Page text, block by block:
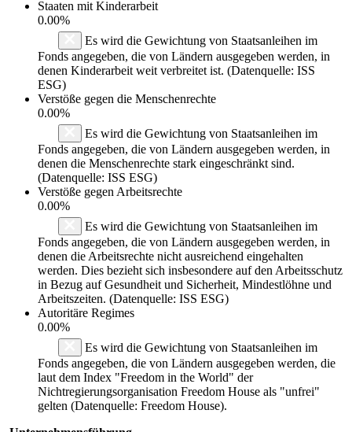
Staaten mit Kinderarbeit
0.00%
Es wird die Gewichtung von Staatsanleihen im
Fonds angegeben, die von Ländern ausgegeben werden, in
denen Kinderarbeit weit verbreitet ist. (Datenquelle: ISS
ESG)
Verstöße gegen die Menschenrechte
0.00%
Es wird die Gewichtung von Staatsanleihen im
Fonds angegeben, die von Ländern ausgegeben werden, in
denen die Menschenrechte stark eingeschränkt sind.
(Datenquelle: ISS ESG)
Verstöße gegen Arbeitsrechte
0.00%
Es wird die Gewichtung von Staatsanleihen im
Fonds angegeben, die von Ländern ausgegeben werden, in
denen die Arbeitsrechte nicht ausreichend eingehalten
werden. Dies bezieht sich insbesondere auf den Arbeitsschutz
in Bezug auf Gesundheit und Sicherheit, Mindestlöhne und
Arbeitszeiten. (Datenquelle: ISS ESG)
Autoritäre Regimes
0.00%
Es wird die Gewichtung von Staatsanleihen im
Fonds angegeben, die von Ländern ausgegeben werden, die
laut dem Index "Freedom in the World" der
Nichtregierungsorganisation Freedom House als "unfrei"
gelten (Datenquelle: Freedom House).